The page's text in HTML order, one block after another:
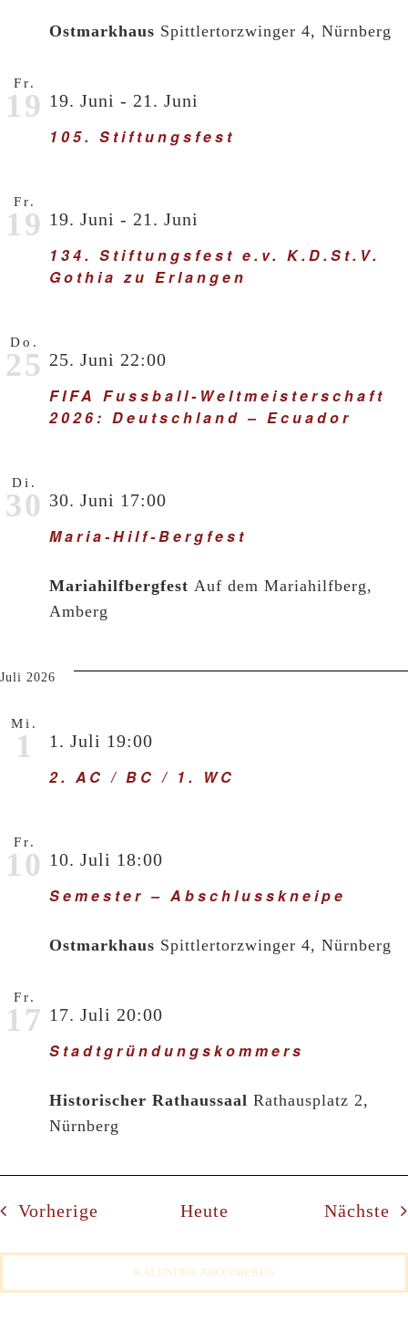
Ostmarkhaus Spittlertorzwinger 4, Nürnberg
Fr.
19
105. Stiftungsfest
19. Juni - 21. Juni
Fr.
19
134. Stiftungsfest e.v. K.D.St.V.
Gothia zu Erlangen
19. Juni - 21. Juni
Do.
25
FIFA Fussball-Weltmeisterschaft
2026: Deutschland – Ecuador
25. Juni 22:00
Di.
30
Maria-Hilf-Bergfest
30. Juni 17:00
Mariahilfbergfest Auf dem Mariahilfberg,
Amberg
Juli 2026
Mi.
1
2. AC / BC / 1. WC
1. Juli 19:00
Fr.
10
Semester – Abschlusskneipe
10. Juli 18:00
Ostmarkhaus Spittlertorzwinger 4, Nürnberg
Fr.
17
Stadtgründungskommers
17. Juli 20:00
Historischer Rathaussaal Rathausplatz 2,
Nürnberg
VorherigeVeranstaltungen
Heute Nächste
KALENDER ABONNIEREN